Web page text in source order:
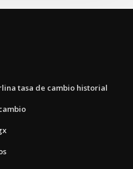
tasa de cambio historial